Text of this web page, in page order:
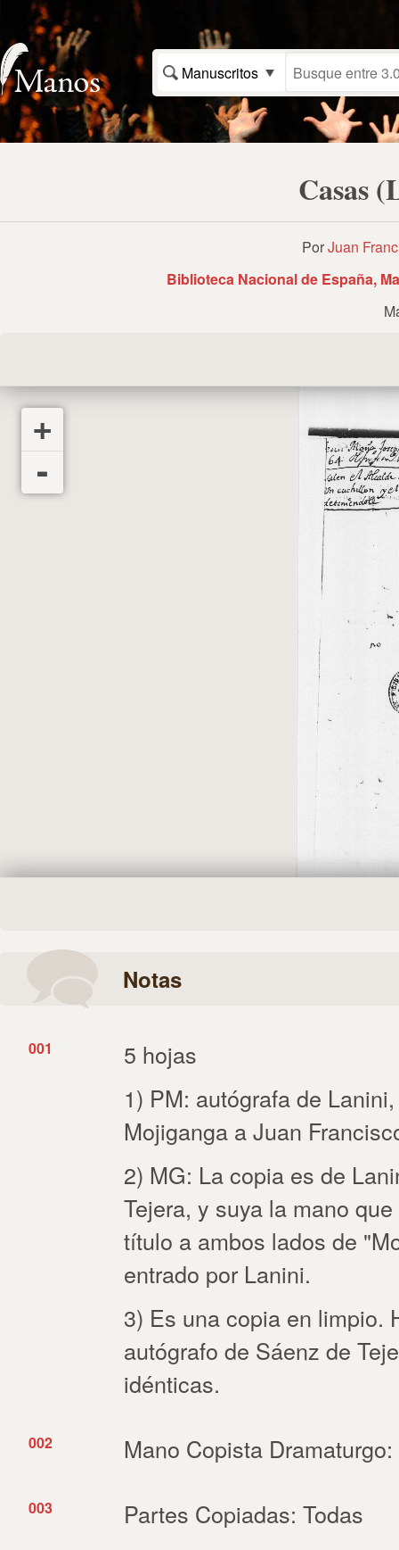
Manuscritos
Casas
PorJuan
Biblioteca Nacional de España,
Notas
001
5 hojas
1) PM: autógrafa de
Mojiganga a Juan
2) MG: La copia es de
Tejera, y suya la mano
título a ambos lados de
entrado por Lanini.
3) Es una copia en limpio.
autógrafo de Sáenz de
idénticas.
002 Mano Copista
003 Partes Copiadas: Todas